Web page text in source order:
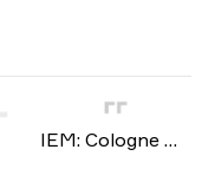
IEM: Cologne Major 2026